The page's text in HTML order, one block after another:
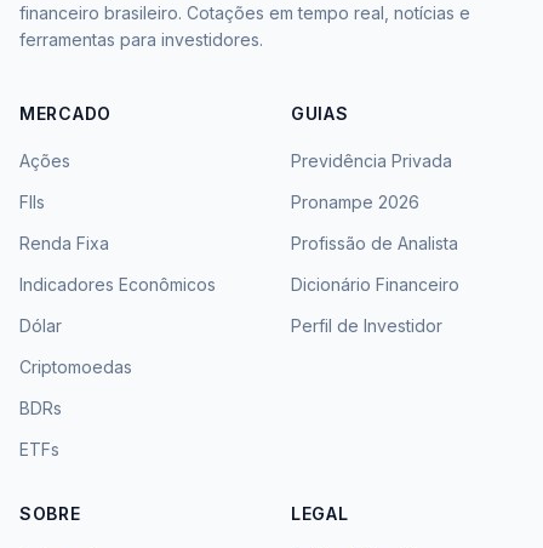
financeiro brasileiro. Cotações em tempo real, notícias e
ferramentas para investidores.
MERCADO
Ações
FIIs
Renda Fixa
Indicadores Econômicos
Dólar
Criptomoedas
BDRs
ETFs
GUIAS
Previdência Privada
Pronampe 2026
Profissão de Analista
Dicionário Financeiro
Perfil de Investidor
SOBRE LEGAL